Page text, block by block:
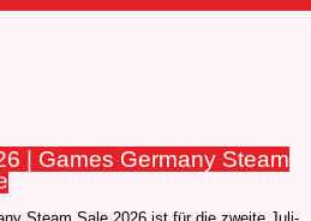
| Games Germany Steam